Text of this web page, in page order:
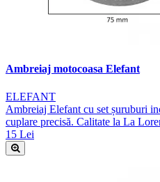
Ambreiaj motocoasa Elefant
ELEFANT
Ambreiaj Elefant cu set șuruburi
cuplare precisă. Calitate la La
15 Lei